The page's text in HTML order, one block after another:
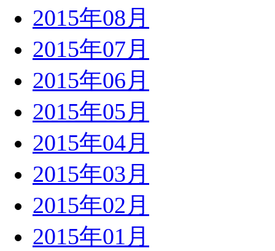
2015年08月
2015年07月
2015年06月
2015年05月
2015年04月
2015年03月
2015年02月
2015年01月